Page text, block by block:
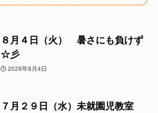
８月４日（火） 暑さにも負けず
☆彡
2026年8月4日
７月２９日（水）未就園児教室